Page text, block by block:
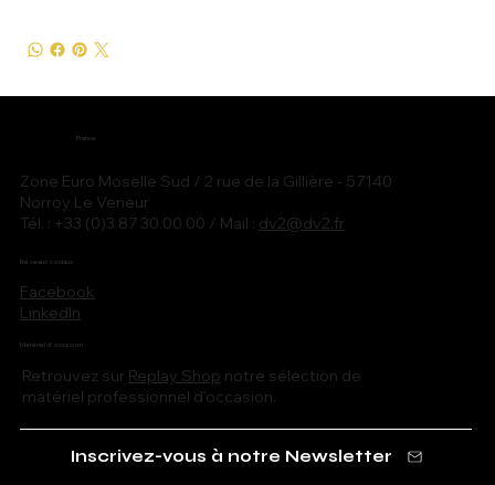
Zone Euro Moselle Sud / 2 rue de la Gillière - 57140
Norroy Le Veneur
Tél. : +33 (0)3 87 30 00 00 / Mail : dv2@dv2.fr
France
Facebook
LinkedIn
Réseaux sociaux
Matériel d'occasion
Retrouvez sur Replay Shop notre sélection de
matériel professionnel d'occasion.
Inscrivez-vous à notre Newsletter